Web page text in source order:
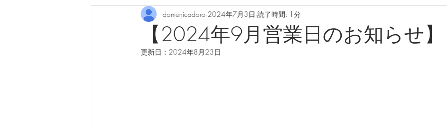
【2024年9月営業日のお知らせ】
domenicadoro 2024年7月3日 読了時間: 1分
更新日： 2024年8月23日